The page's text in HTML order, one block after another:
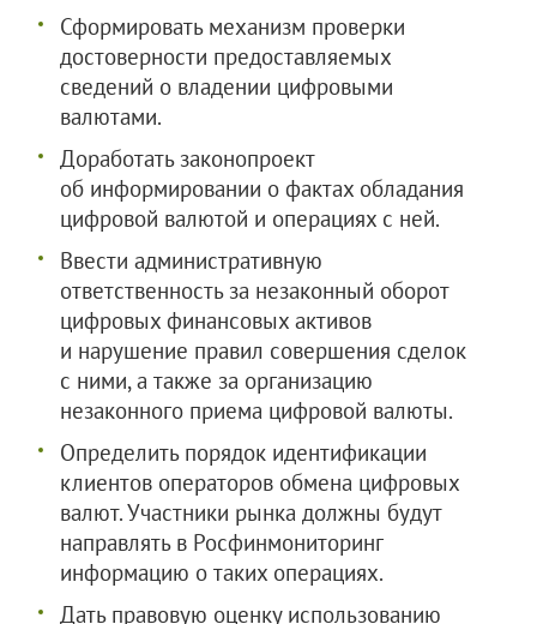
Сформировать механизм проверки
достоверности предоставляемых
сведений о владении цифровыми
валютами.
Доработать законопроект
об информировании о фактах обладания
цифровой валютой и операциях с ней.
Ввести административную
ответственность за незаконный оборот
цифровых финансовых активов
и нарушение правил совершения сделок
с ними, а также за организацию
незаконного приема цифровой валюты.
Определить порядок идентификации
клиентов операторов обмена цифровых
валют. Участники рынка должны будут
направлять в Росфинмониторинг
информацию о таких операциях.
Дать правовую оценку использованию